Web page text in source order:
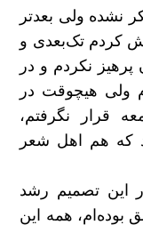
نشده ولی بعدتر
کردم تک‌بعدی و
نکردم و در
ولی هیچوقت در
قرار نگرفتم،
که هم اهل شعر
این تصمیم رشد
بوده‌ام، همه این